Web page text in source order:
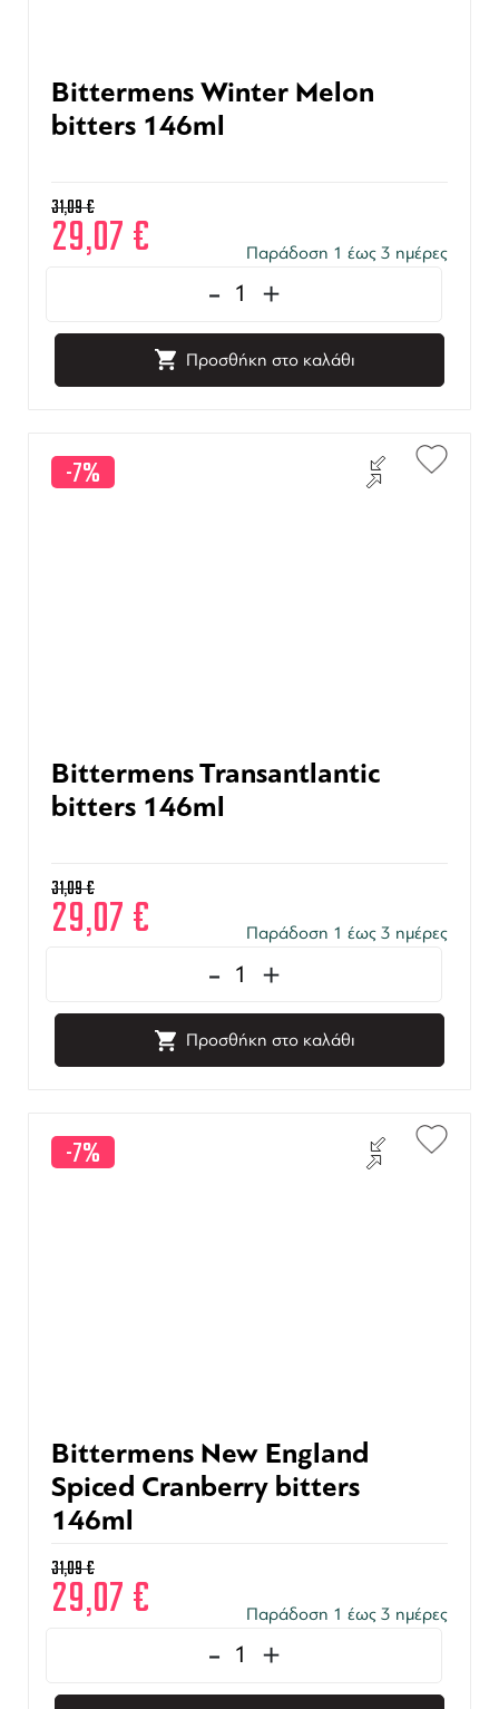
Bittermens Winter Melon
bitters 146ml
31,09€
29,07 € Παράδοση 1 έως 3 ημέρες
- +
Προσθήκη στο καλάθι
-7%
Bittermens Transantlantic
bitters 146ml
31,09€
29,07 € Παράδοση 1 έως 3 ημέρες
- +
Προσθήκη στο καλάθι
-7%
Bittermens New England
Spiced Cranberry bitters
146ml
31,09€
29,07 € Παράδοση 1 έως 3 ημέρες
- +